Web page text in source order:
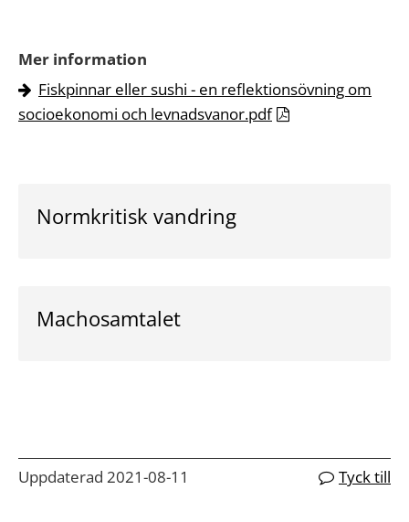
Mer information
Fiskpinnar eller sushi - en reflektionsövning om
socioekonomi och levnadsvanor.pdf
Normkritisk vandring
Machosamtalet
Uppdaterad 2021-08-11 Tyck till